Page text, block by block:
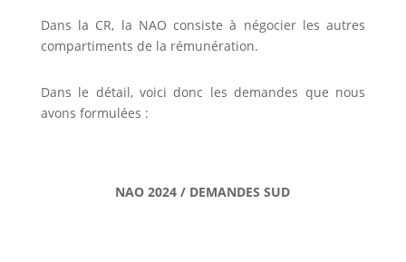
Dans la CR, la NAO consiste à négocier les autres
compartiments de la rémunération.
Dans le détail, voici donc les demandes que nous
avons formulées :
NAO 2024 / DEMANDES SUD